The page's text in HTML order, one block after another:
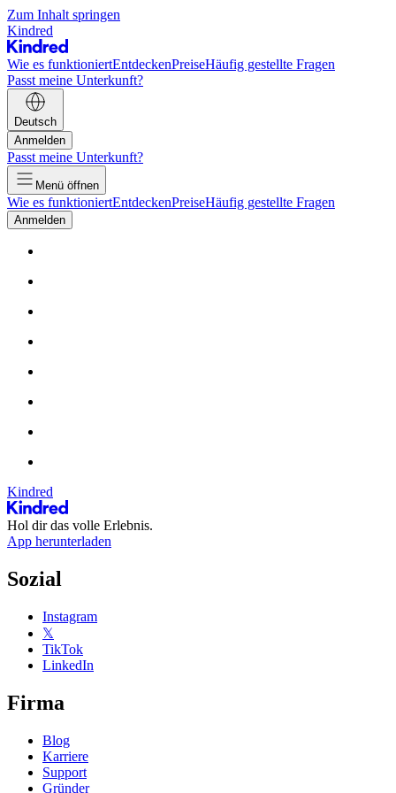
Zum Inhalt springen
Kindred
Wie es funktioniertEntdeckenPreiseHäufig gestellte Fragen
Passt meine Unterkunft?
Deutsch
Anmelden
Passt meine Unterkunft?
Menü öffnen
Wie es funktioniertEntdeckenPreiseHäufig gestellte Fragen
Anmelden
Kindred
Hol dir das volle Erlebnis.
App herunterladen
Sozial
Instagram
𝕏
TikTok
LinkedIn
Firma
Blog
Karriere
Support
Gründer